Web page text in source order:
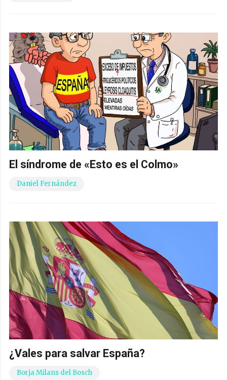
El síndrome de «Esto es el Colmo»
Daniel Fernández
¿Vales para salvar España?
Borja Milans del Bosch